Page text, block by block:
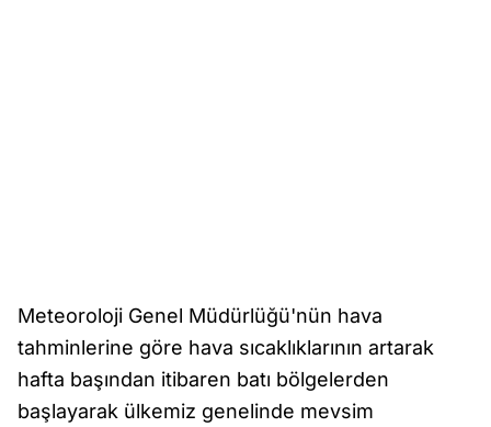
Meteoroloji Genel Müdürlüğü'nün hava
tahminlerine göre hava sıcaklıklarının artarak
hafta başından itibaren batı bölgelerden
başlayarak ülkemiz genelinde mevsim